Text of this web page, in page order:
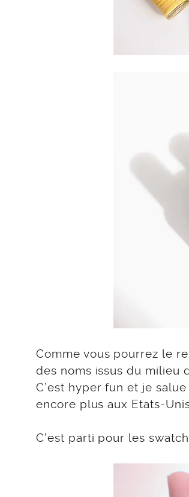
Comme vous pourrez le
des noms issus du milieu
C’est hyper fun et je
encore plus aux Etats-
C’est parti pour les